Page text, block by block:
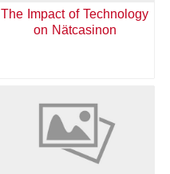
The Impact of Technology
on Nätcasinon